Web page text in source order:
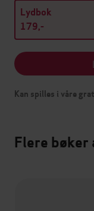
Lydbok
179,-
Kan spilles i våre
Flere